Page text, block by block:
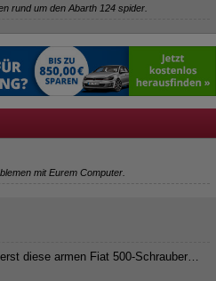
rund um den Abarth 124 spider.
mit Eurem Computer.